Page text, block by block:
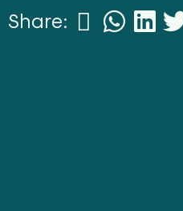
Share: